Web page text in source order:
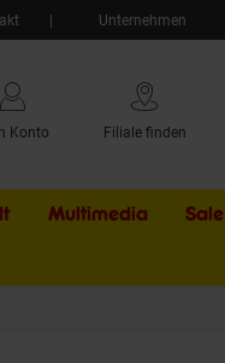
Unternehmen
Konto Filiale finden
Multimedia Sale